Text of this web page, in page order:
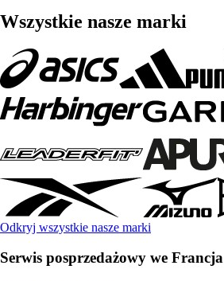
Wszystkie nasze marki
Odkryj wszystkie nasze marki
Serwis posprzedażowy we Francja